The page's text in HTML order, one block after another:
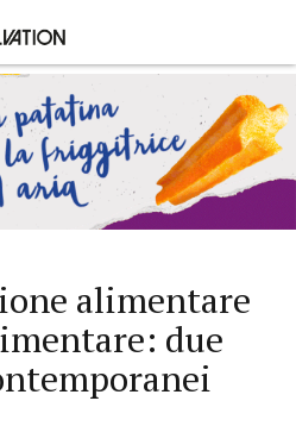
alimentare
due